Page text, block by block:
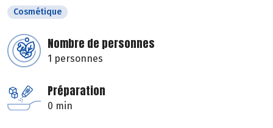
Cosmétique
Nombre de personnes
1 personnes
Préparation
0 min